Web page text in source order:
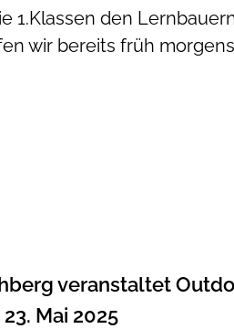
1.Klassen den
wir bereits früh
veranstaltet
Mai 2025